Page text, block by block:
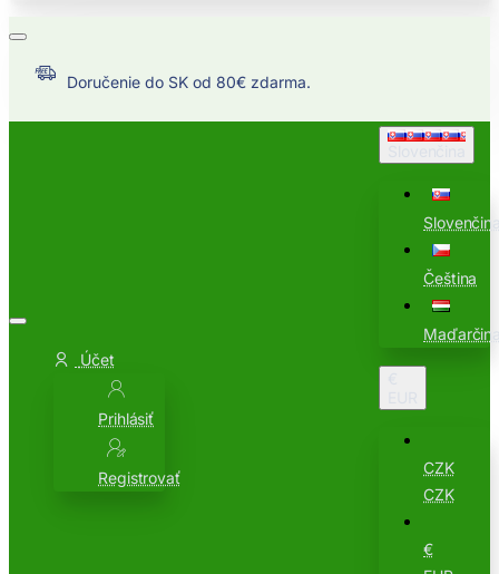
Doručenie do SK od 80€ zdarma.
Účet
Prihlásiť
Registrovať
Čeština
CZK
CZK
€